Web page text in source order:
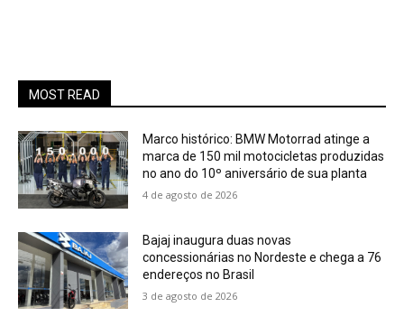
MOST READ
Marco histórico: BMW Motorrad atinge a
marca de 150 mil motocicletas produzidas
no ano do 10º aniversário de sua planta
4 de agosto de 2026
Bajaj inaugura duas novas
concessionárias no Nordeste e chega a 76
endereços no Brasil
3 de agosto de 2026